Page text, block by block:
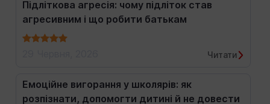
Підліткова агресія: чому підліток став
агресивним і що робити батькам
Читати
Емоційне вигорання у школярів: як
розпізнати, допомогти дитині й не довести